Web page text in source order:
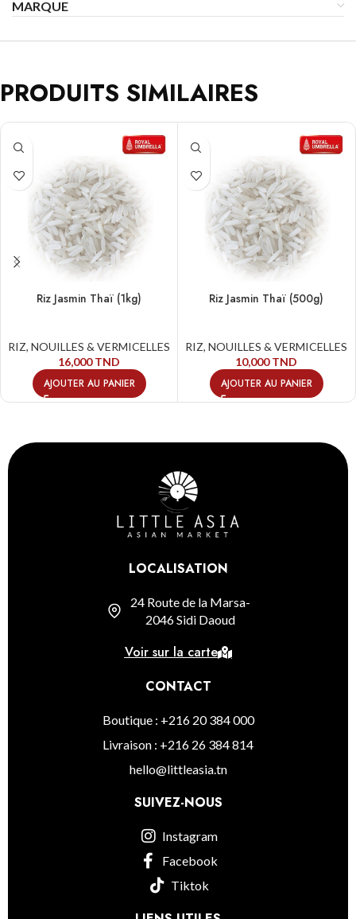
MARQUE
PRODUITS SIMILAIRES
Riz Jasmin Thaï (1kg)
RIZ, NOUILLES & VERMICELLES
16,000TND
AJOUTER AU PANIER
Riz Jasmin Thaï (500g)
RIZ, NOUILLES & VERMICELLES
10,000TND
AJOUTER AU PANIER
LOCALISATION
24 Route de la Marsa-
2046 Sidi Daoud
Voir sur la carte
CONTACT
Boutique : +216 20 384 000
Livraison : +216 26 384 814
hello@littleasia.tn
SUIVEZ-NOUS
Instagram
Facebook
Tiktok